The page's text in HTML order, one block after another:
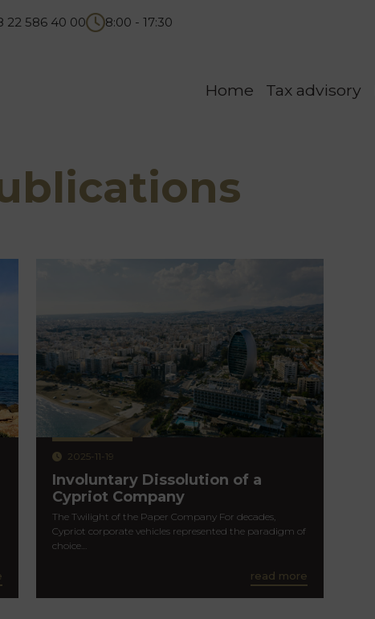
22 586 40 00 8:00 - 17:30
Home Tax advisory
2025-11-19
Involuntary Dissolution of a
Cypriot Company
The Twilight of the Paper Company For decades,
Cypriot corporate vehicles represented the paradigm of
choice…
read more